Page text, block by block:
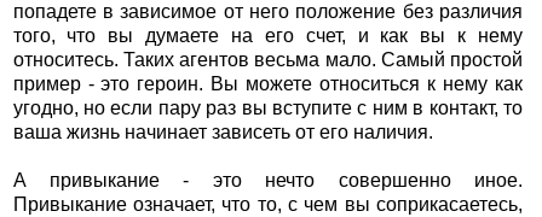
попадете в зависимое от него положение без различия
того, что вы думаете на его счет, и как вы к нему
относитесь. Таких агентов весьма мало. Самый простой
пример - это героин. Вы можете относиться к нему как
угодно, но если пару раз вы вступите с ним в контакт, то
ваша жизнь начинает зависеть от его наличия.
А привыкание - это нечто совершенно иное.
Привыкание означает, что то, с чем вы соприкасаетесь,